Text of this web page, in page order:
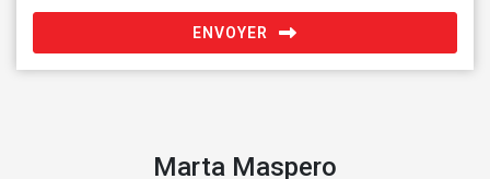
ENVOYER
Marta Maspero